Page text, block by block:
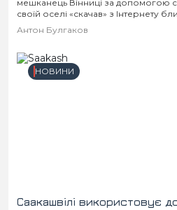
Партнери
Спорт
Футбол
Контакти
мешканець Вінниці за допомогою
своїй оселі «скачав» з Інтернету
заборонених відеофайлів.
Антон Булгаков
НОВИНИ
Саакашвілі використовує